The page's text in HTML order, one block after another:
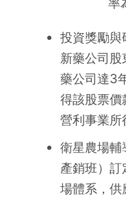
投資獎勵與
新藥公司
藥公司達3
得該股票
營利事業所
衛星農場輔
產銷班）訂
場體系，供